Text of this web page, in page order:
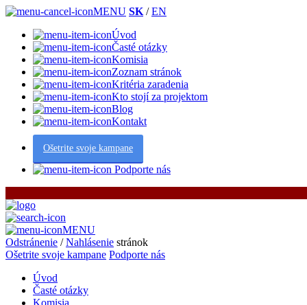
MENU SK /EN
Úvod
Časté otázky
Komisia
Zoznam stránok
Kritéria zaradenia
Kto stojí za projektom
Blog
Kontakt
Ošetrite svoje kampane
Podporte nás
MENU
Odstránenie /Nahlásenie stránok
Ošetrite svoje kampane Podporte nás
Úvod
Časté otázky
Komisia